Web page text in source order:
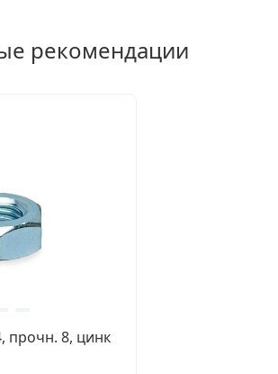
рекомендации
прочн. 8, цинк